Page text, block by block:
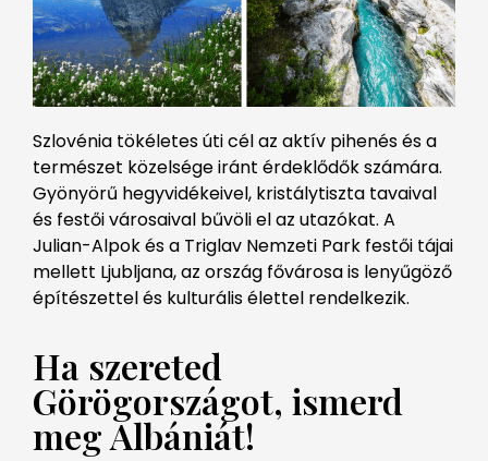
Szlovénia tökéletes úti cél az aktív pihenés és a
természet közelsége iránt érdeklődők számára.
Gyönyörű hegyvidékeivel, kristálytiszta tavaival
és festői városaival bűvöli el az utazókat. A
Julian-Alpok és a Triglav Nemzeti Park festői tájai
mellett Ljubljana, az ország fővárosa is lenyűgöző
építészettel és kulturális élettel rendelkezik.
Ha szereted
Görögországot, ismerd
meg Albániát!